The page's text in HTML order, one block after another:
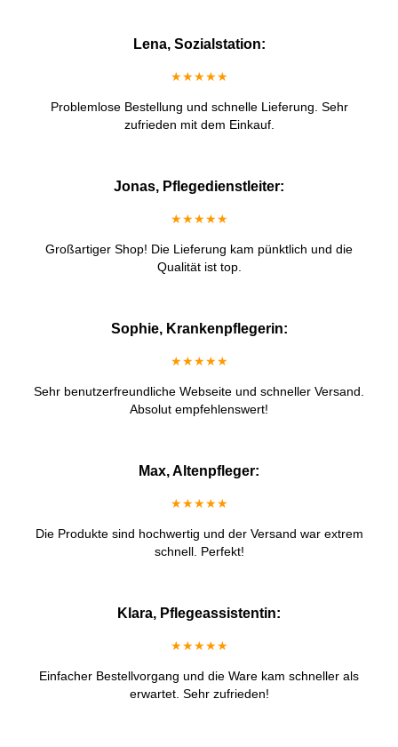
Lena, Sozialstation:
★★★★★
Problemlose Bestellung und schnelle Lieferung. Sehr
zufrieden mit dem Einkauf.
Jonas, Pflegedienstleiter:
★★★★★
Großartiger Shop! Die Lieferung kam pünktlich und die
Qualität ist top.
Sophie, Krankenpflegerin:
★★★★★
Sehr benutzerfreundliche Webseite und schneller Versand.
Absolut empfehlenswert!
Max, Altenpfleger:
★★★★★
Die Produkte sind hochwertig und der Versand war extrem
schnell. Perfekt!
Klara, Pflegeassistentin:
★★★★★
Einfacher Bestellvorgang und die Ware kam schneller als
erwartet. Sehr zufrieden!